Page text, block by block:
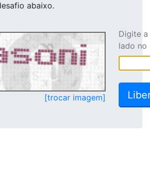
abaixo.
[trocar imagem]
Digite
lado no